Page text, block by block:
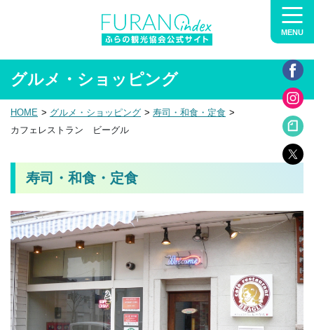
MENU
グルメ・ショッピング
HOME グルメ・ショッピング
寿司・和食・定食
カフェレストラン ビーグル
寿司・和食・定食